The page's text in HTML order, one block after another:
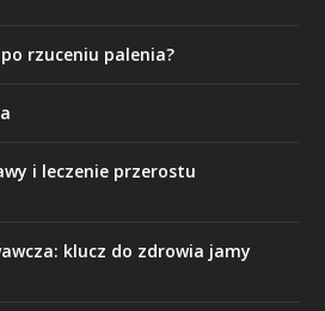
rzuceniu palenia?
i leczenie przerostu
klucz do zdrowia jamy